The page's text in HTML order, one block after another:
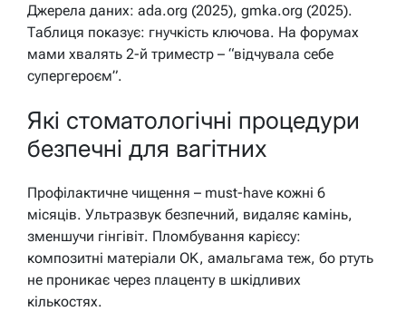
Джерела даних: ada.org (2025), gmka.org (2025).
Таблиця показує: гнучкість ключова. На форумах
мами хвалять 2-й триместр – “відчувала себе
супергероєм”.
Які стоматологічні процедури
безпечні для вагітних
Профілактичне чищення – must-have кожні 6
місяців. Ультразвук безпечний, видаляє камінь,
зменшучи гінгівіт. Пломбування карієсу:
композитні матеріали OK, амальгама теж, бо ртуть
не проникає через плаценту в шкідливих
кількостях.